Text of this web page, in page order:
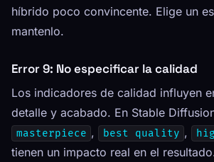
híbrido poco convincente. Elige un
mantenlo.
Error 9: No especificar la calidad
Los indicadores de calidad influyen
detalle y acabado. En Stable
masterpiece , best quality ,
tienen un impacto real en el